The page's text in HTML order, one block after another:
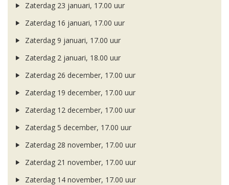
Zaterdag 23 januari, 17.00 uur
Zaterdag 16 januari, 17.00 uur
Zaterdag 9 januari, 17.00 uur
Zaterdag 2 januari, 18.00 uur
Zaterdag 26 december, 17.00 uur
Zaterdag 19 december, 17.00 uur
Zaterdag 12 december, 17.00 uur
Zaterdag 5 december, 17.00 uur
Zaterdag 28 november, 17.00 uur
Zaterdag 21 november, 17.00 uur
Zaterdag 14 november, 17.00 uur